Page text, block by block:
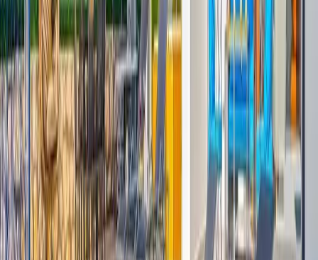
Resmi Belge
Kültür ve Turizm Bakanlığı
Belge No:07-11281
Giriş - Çıkış Tarihi Tarih aralığı seçin
Yetişkin Çocuk
Konaklama Kuralı
Minimum 3 gece
Rezerve Et
Hızlı İletişim